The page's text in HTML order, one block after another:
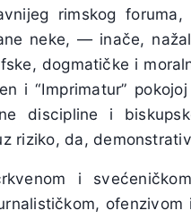
rimskog
neke, — inače,
dogmatičke i
i “Imprimatur”
discipline i
riziko, da,
i